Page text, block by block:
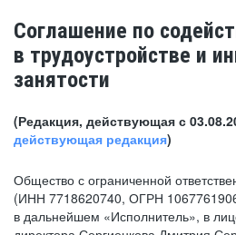
Соглашение по
в трудоустройстве и
занятости
(Редакция, действующая с
действующая редакция)
Общество с ограниченной
(ИНН 7718620740, ОГРН
в дальнейшем «Исполнитель», в